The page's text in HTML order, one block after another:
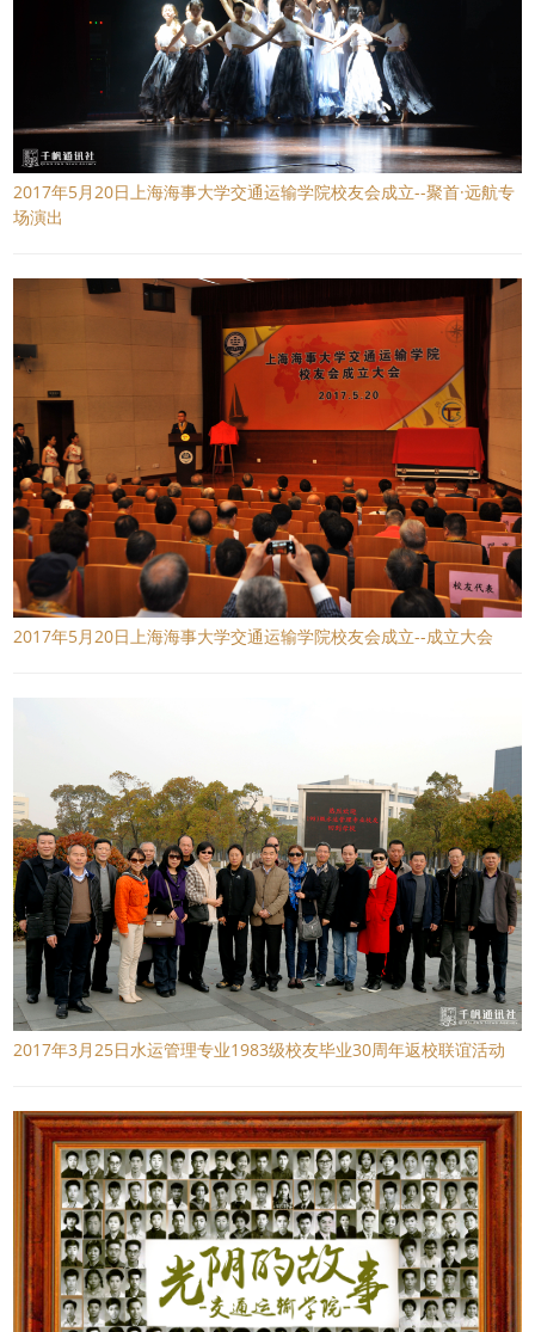
2017年5月20日上海海事大学交通运输学院校友会成立--聚首·远航专
场演出
2017年5月20日上海海事大学交通运输学院校友会成立--成立大会
2017年3月25日水运管理专业1983级校友毕业30周年返校联谊活动